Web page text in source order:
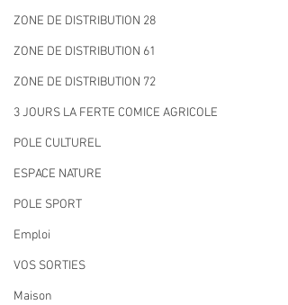
ZONE DE DISTRIBUTION 28
ZONE DE DISTRIBUTION 61
ZONE DE DISTRIBUTION 72
3 JOURS LA FERTE COMICE AGRICOLE
POLE CULTUREL
ESPACE NATURE
POLE SPORT
Emploi
VOS SORTIES
Maison